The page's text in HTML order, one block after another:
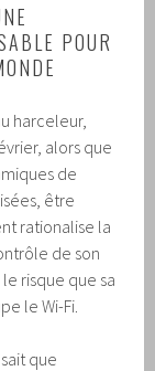
POUR
harceleur,
alors que
de
être
rationalise la
de son
risque que sa
le Wi-Fi.
que